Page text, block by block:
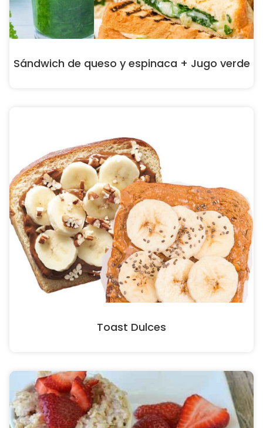
Sándwich de queso y espinaca + Jugo verde
Toast Dulces